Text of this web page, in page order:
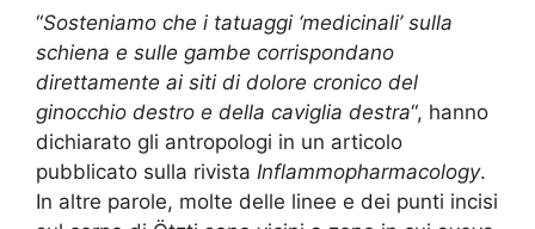
“Sosteniamo che i tatuaggi ‘medicinali’ sulla
schiena e sulle gambe corrispondano
direttamente ai siti di dolore cronico del
ginocchio destro e della caviglia destra“, hanno
dichiarato gli antropologi in un articolo
pubblicato sulla rivista Inflammopharmacology.
In altre parole, molte delle linee e dei punti incisi